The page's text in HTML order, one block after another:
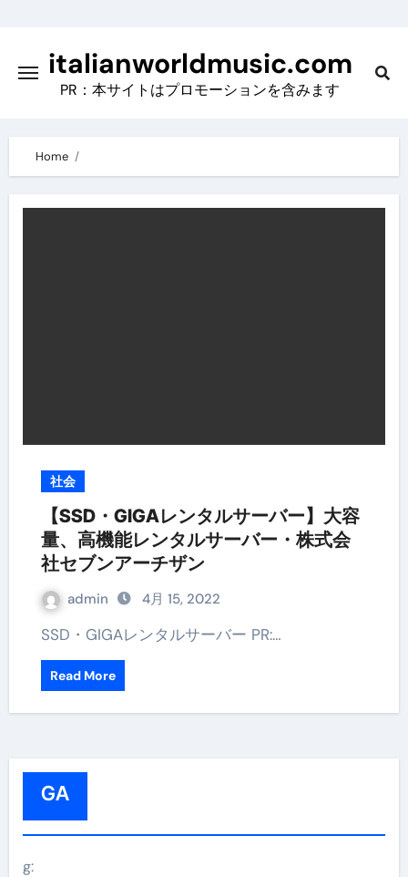
contentitalianworldmusic.com
PR：本サイトはプロモーションを含みます
Home
社会
【SSD・GIGAレンタルサーバー】大容
量、高機能レンタルサーバー・株式会
社セブンアーチザン
admin 4月 15, 2022
SSD・GIGAレンタルサーバー PR:…
Read More
GA
g: